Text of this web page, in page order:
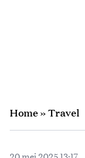
Home»Travel